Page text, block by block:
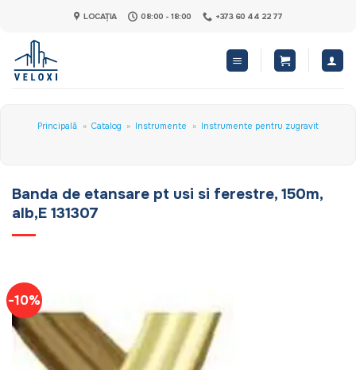
content
LOCAȚIA 08:00 - 18:00 +373 60 44 22 77
Principală » Catalog » Instrumente » Instrumente pentru zugravit
Banda de etansare pt usi si ferestre, 150m,
alb,E 131307
-10%